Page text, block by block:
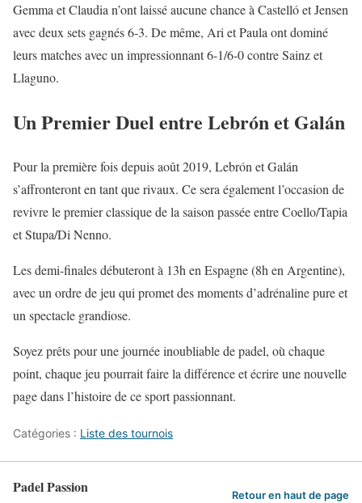
Gemma et Claudia n’ont laissé aucune chance à Castelló et Jensen
avec deux sets gagnés 6-3. De même, Ari et Paula ont dominé
leurs matches avec un impressionnant 6-1/6-0 contre Sainz et
Llaguno.
Un Premier Duel entre Lebrón et Galán
Pour la première fois depuis août 2019, Lebrón et Galán
s’affronteront en tant que rivaux. Ce sera également l’occasion de
revivre le premier classique de la saison passée entre Coello/Tapia
et Stupa/Di Nenno.
Les demi-finales débuteront à 13h en Espagne (8h en Argentine),
avec un ordre de jeu qui promet des moments d’adrénaline pure et
un spectacle grandiose.
Soyez prêts pour une journée inoubliable de padel, où chaque
point, chaque jeu pourrait faire la différence et écrire une nouvelle
page dans l’histoire de ce sport passionnant.
Catégories : Liste des tournois
Padel Passion Retour en haut de page